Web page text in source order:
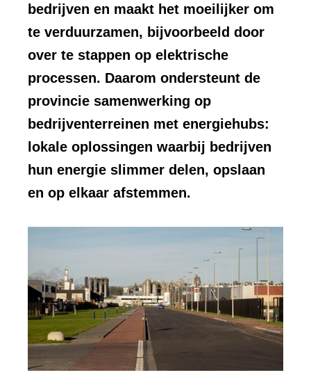
bedrijven en maakt het moeilijker om
te verduurzamen, bijvoorbeeld door
over te stappen op elektrische
processen. Daarom ondersteunt de
provincie samenwerking op
bedrijventerreinen met energiehubs:
lokale oplossingen waarbij bedrijven
hun energie slimmer delen, opslaan
en op elkaar afstemmen.